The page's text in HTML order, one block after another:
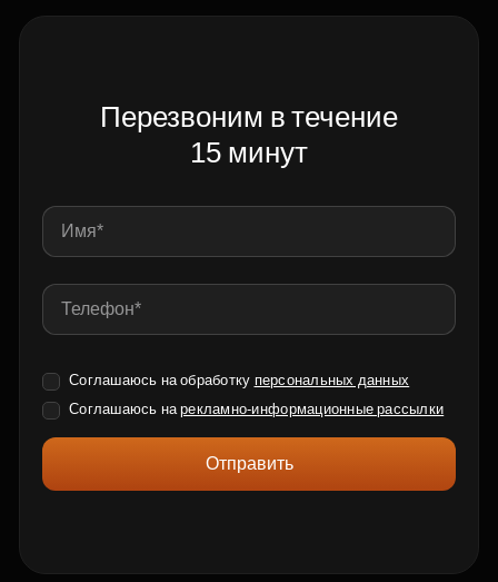
Перезвоним в течение
15 минут
Соглашаюсь на обработку персональных данных
Соглашаюсь нарекламно-информационные рассылки
Отправить